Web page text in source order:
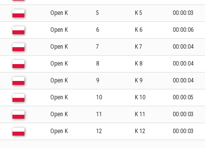
Open K 5 K 5 00:00:03
Open K 6 K 6 00:00:06
Open K 7 K 7 00:00:04
Open K 8 K 8 00:00:04
Open K 9 K 9 00:00:04
Open K 10 K 10 00:00:05
Open K 11 K 11 00:00:03
Open K 12 K 12 00:00:03